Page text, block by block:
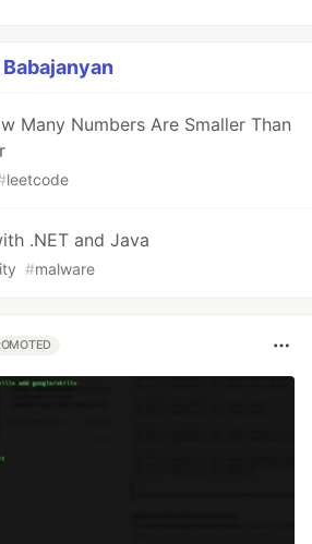
Many Numbers Are Smaller Than
leetcode
.NET and Java
#malware